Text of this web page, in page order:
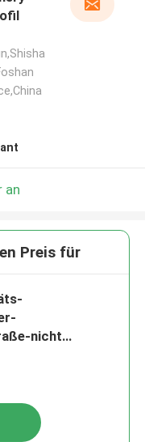
an
Preis für
nicht